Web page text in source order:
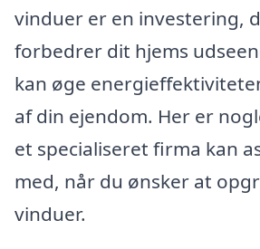
vinduer er en investering,
forbedrer dit hjems
kan øge
af din ejendom. Her er
et specialiseret firma kan
med, når du ønsker at
vinduer.